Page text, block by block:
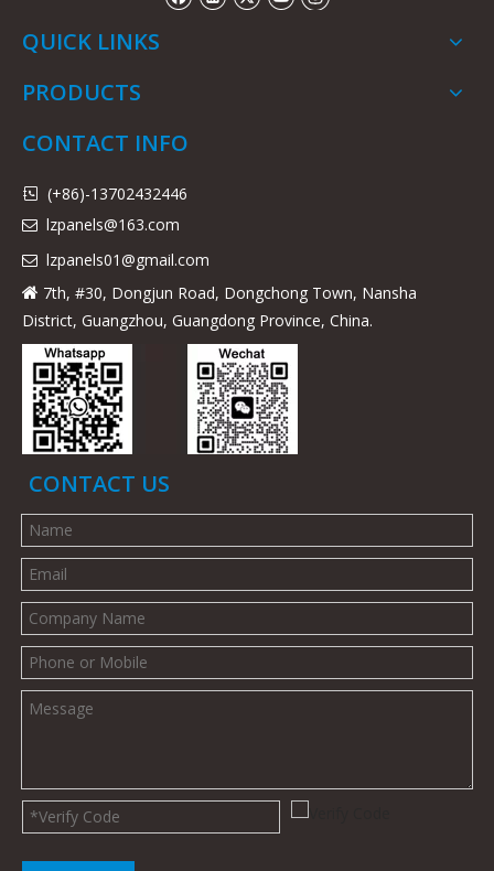
QUICK LINKS
PRODUCTS
CONTACT INFO
 (+86)-13702432446
 lzpanels@163.com
 lzpanels01@gmail.com
 7th, #30, Dongjun Road, Dongchong Town, Nansha
District, Guangzhou, Guangdong Province, China.
CONTACT US